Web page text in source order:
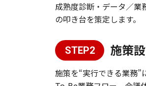
成熟度診断・データ／業
の叩き台を策定します。
STEP2 施策
施策を“実行できる業務”